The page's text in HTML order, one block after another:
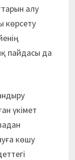
алу
көрсету
пайдасы да
үкімет
көшу